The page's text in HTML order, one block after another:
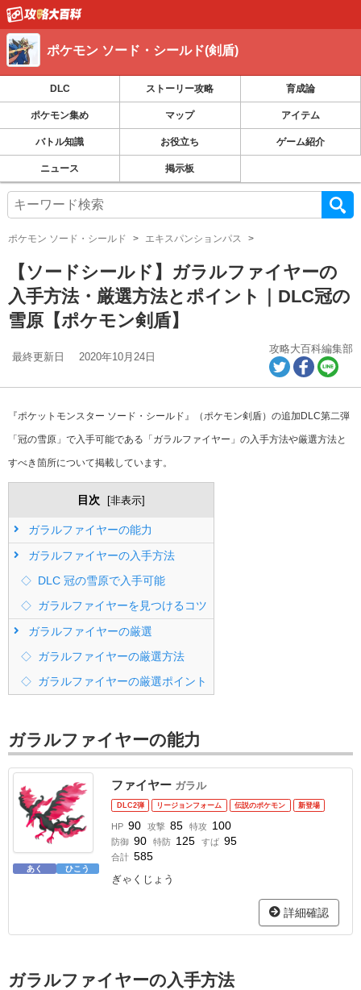
ポケモン ソード・シールド(剣盾)
DLC ストーリー攻略 育成論
ポケモン集め マップ アイテム
バトル知識 お役立ち ゲーム紹介
ニュース 掲示板
ポケモン ソード・シールド エキスパンションパス
【ソードシールド】ガラルファイヤーの
入手方法・厳選方法とポイント｜DLC冠の
雪原【ポケモン剣盾】
最終更新日 2020年10月24日
攻略大百科編集部
『ポケットモンスター ソード・シールド』（ポケモン剣盾）の追加DLC第二弾
「冠の雪原」で入手可能である「ガラルファイヤー」の入手方法や厳選方法と
すべき箇所について掲載しています。
目次 [非表示]
ガラルファイヤーの能力
ガラルファイヤーの入手方法
DLC 冠の雪原で入手可能
ガラルファイヤーを見つけるコツ
ガラルファイヤーの厳選
ガラルファイヤーの厳選方法
ガラルファイヤーの厳選ポイント
ガラルファイヤーの能力
あく ひこう
ファイヤー ガラル
DLC2弾 リージョンフォーム 伝説のポケモン 新登場
HP 90 攻撃 85 特攻 100
防御 90 特防 125 すば 95
合計 585
ぎゃくじょう
詳細確認
ガラルファイヤーの入手方法